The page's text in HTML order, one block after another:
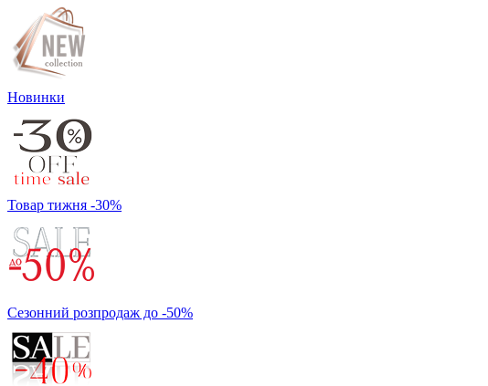
Новинки
Товар тижня -30%
Сезонний розпродаж до -50%